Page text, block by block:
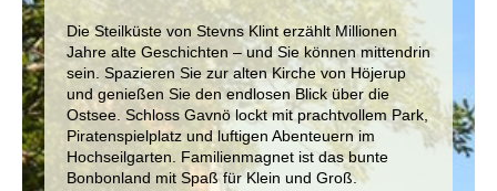
Die Steilküste von Stevns Klint erzählt Millionen
Jahre alte Geschichten – und Sie können mittendrin
sein. Spazieren Sie zur alten Kirche von Höjerup
und genießen Sie den endlosen Blick über die
Ostsee. Schloss Gavnö lockt mit prachtvollem Park,
Piratenspielplatz und luftigen Abenteuern im
Hochseilgarten. Familienmagnet ist das bunte
Bonbonland mit Spaß für Klein und Groß.